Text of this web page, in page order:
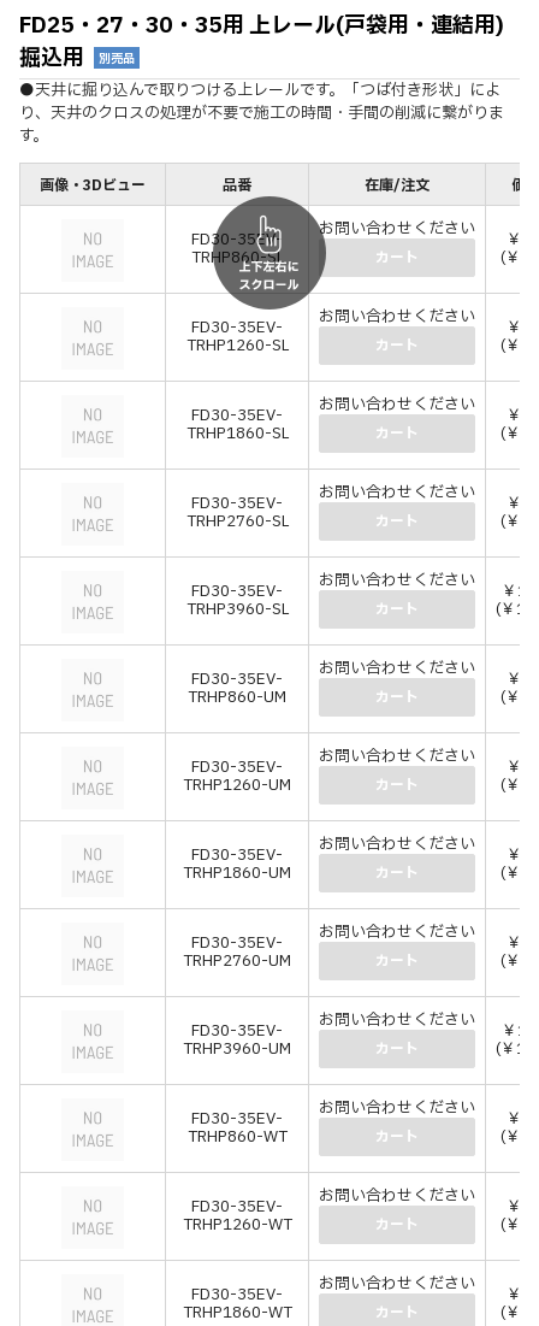
FD25・27・30・35用 上レール(戸袋用・連結用)
掘込用
別売品
●天井に掘り込んで取りつける上レールです。「つば付き形状」によ
り、天井のクロスの処理が不要で施工の時間・手間の削減に繋がりま
す。
画像・3Dビュー 品番 在庫/注文 価
FD30-35EV-
TRHP860-SL
お問い合わせください
カート
￥
(￥
FD30-35EV-
TRHP1260-SL
お問い合わせください
カート
￥
(￥
FD30-35EV-
TRHP1860-SL
お問い合わせください
カート
￥
(￥
FD30-35EV-
TRHP2760-SL
お問い合わせください
カート
￥
(￥
FD30-35EV-
TRHP3960-SL
お問い合わせください
カート
￥
(￥
FD30-35EV-
TRHP860-UM
お問い合わせください
カート
￥
(￥
FD30-35EV-
TRHP1260-UM
お問い合わせください
カート
￥
(￥
FD30-35EV-
TRHP1860-UM
お問い合わせください
カート
￥
(￥
FD30-35EV-
TRHP2760-UM
お問い合わせください
カート
￥
(￥
FD30-35EV-
TRHP3960-UM
お問い合わせください
カート
￥
(￥
FD30-35EV-
TRHP860-WT
お問い合わせください
カート
￥
(￥
FD30-35EV-
TRHP1260-WT
お問い合わせください
カート
￥
(￥
FD30-35EV-
TRHP1860-WT
お問い合わせください
カート
￥
(￥